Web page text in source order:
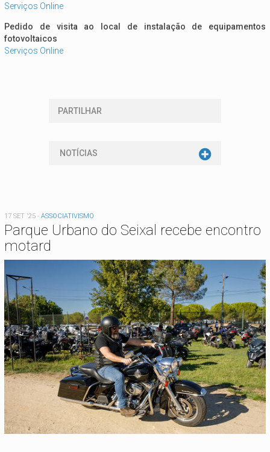
Serviços Online
Pedido de visita ao local de instalação de equipamentos
fotovoltaicos
Serviços Online
PARTILHAR
NOTÍCIAS
17 SET '25 - ASSOCIATIVISMO
Parque Urbano do Seixal recebe encontro
motard